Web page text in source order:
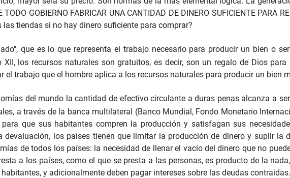
GOBIERNO FABRICAR UNA CANTIDAD DE DINERO SUFICIENTE PARA
las tiendas si no hay dinero suficiente para comprar?
que es lo que representa el trabajo necesario para producir un bien o
los recursos naturales son gratuitos, es decir, son un regalo de Dios
el trabajo que el hombre aplica a los recursos naturales para producir un bien
del mundo la cantidad de efectivo circulante a duras penas alcanza a
a través de la banca multilateral (Banco Mundial, Fondo Monetario
que sus habitantes compren la producción y satisfagan sus
los países tienen que limitar la producción de dinero y suplir la
de todos los países: la necesidad de llenar el vacío del dinero que no
a los países, como el que se presta a las personas, es producto de la
y adicionalmente deben pagar intereses sobre las deudas